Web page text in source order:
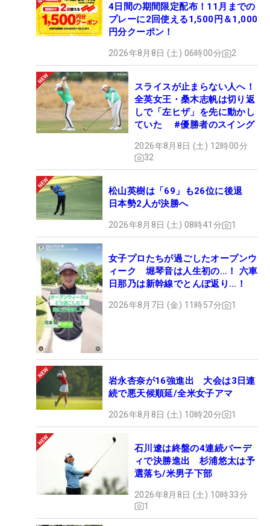
4日間の期間限定配布！11月までの
プレーに2回使える1,500円＆1,000
円分クーポン！
2026年8月8日 (土) 06時00分 2
スライスが止まらない人へ！
全英女王・桑木志帆は切り返
しで「左ヒザ」を先に動かし
ていた #優勝者のスイング
2026年8月8日 (土) 12時00分
32
松山英樹は「69」も26位に後退
日本勢2人が決勝へ
2026年8月8日 (土) 08時41分 1
女子プロたちが過ごしたオープンウ
ィーク 堀琴音は人生初の…！ 六車
日那乃は新幹線でとんぼ返り…！
2026年8月7日 (金) 11時57分 1
岩永杏奈が16強進出 大会は3日連
続で悪天候順延/全米女子アマ
2026年8月8日 (土) 10時20分 1
石川遼は終盤の4連続バーデ
ィで決勝進出 杉浦悠太は予
選落ち/米男子下部
2026年8月8日 (土) 10時33分
1